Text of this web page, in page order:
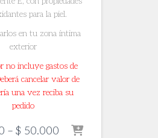
para la piel.
en tu zona íntima
exterior
no incluye gastos de
cancelar valor de
una vez reciba su
pedido
– $ 50.000 Price